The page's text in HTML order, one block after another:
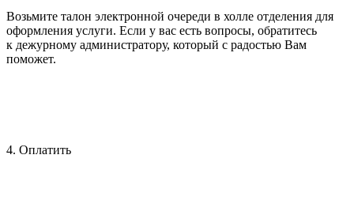
Возьмите талон электронной очереди в холле отделения для
оформления услуги. Если у вас есть вопросы, обратитесь
к дежурному администратору, который с радостью Вам
поможет.
4. Оплатить